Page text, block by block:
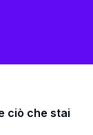
ciò che stai